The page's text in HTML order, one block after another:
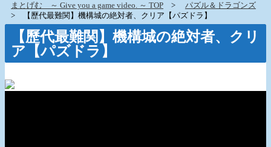
まとげむ ～ Give you a game video. ～ TOP
パズル＆ドラゴンズ
【歷代最難関】機構城の絶対者、クリア【パズドラ】
【歷代最難関】機構城の絶対者、クリ
ア【パズドラ】